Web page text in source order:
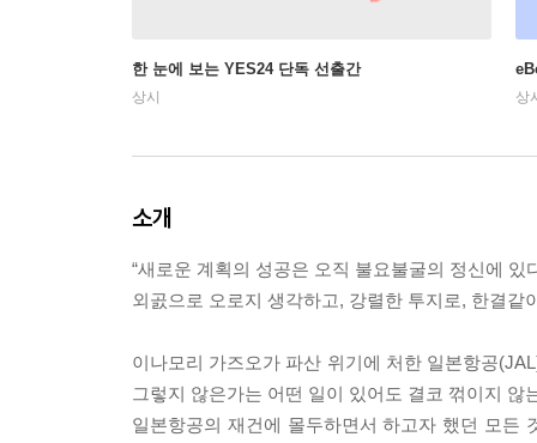
한 눈에 보는 YES24 단독 선출간
상시 상
소개
“새로운 계획의 성공은 오직 불요불굴의 정신에 있
외곬으로 오로지 생각하고, 강렬한 투지로, 한결같
이나모리 가즈오가 파산 위기에 처한 일본항공
그렇지 않은가는 어떤 일이 있어도 결코 꺾이지
일본항공의 재건에 몰두하면서 하고자 했던 모든